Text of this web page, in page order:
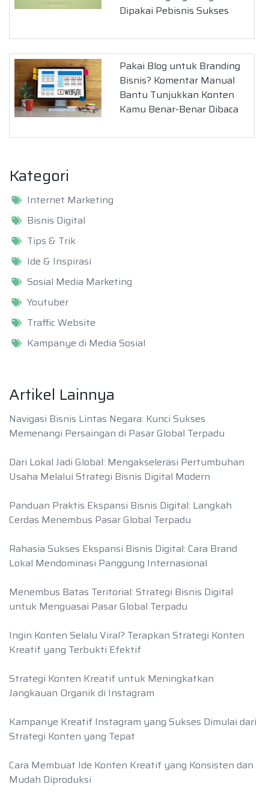
Dipakai Pebisnis Sukses
Pakai Blog untuk Branding
Bisnis? Komentar Manual
Bantu Tunjukkan Konten
Kamu Benar-Benar Dibaca
Kategori
Internet Marketing
Bisnis Digital
Tips & Trik
Ide & Inspirasi
Sosial Media Marketing
Youtuber
Traffic Website
Kampanye di Media Sosial
Artikel Lainnya
Navigasi Bisnis Lintas Negara: Kunci Sukses
Memenangi Persaingan di Pasar Global Terpadu
Dari Lokal Jadi Global: Mengakselerasi Pertumbuhan
Usaha Melalui Strategi Bisnis Digital Modern
Panduan Praktis Ekspansi Bisnis Digital: Langkah
Cerdas Menembus Pasar Global Terpadu
Rahasia Sukses Ekspansi Bisnis Digital: Cara Brand
Lokal Mendominasi Panggung Internasional
Menembus Batas Teritorial: Strategi Bisnis Digital
untuk Menguasai Pasar Global Terpadu
Ingin Konten Selalu Viral? Terapkan Strategi Konten
Kreatif yang Terbukti Efektif
Strategi Konten Kreatif untuk Meningkatkan
Jangkauan Organik di Instagram
Kampanye Kreatif Instagram yang Sukses Dimulai dari
Strategi Konten yang Tepat
Cara Membuat Ide Konten Kreatif yang Konsisten dan
Mudah Diproduksi